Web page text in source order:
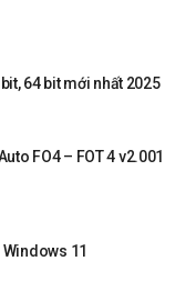
64 bit mới nhất 2025
FO4 – FOT 4 v2.001
11